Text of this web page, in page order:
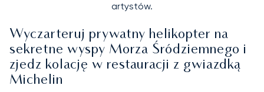
artystów.
Wyczarteruj prywatny helikopter na
sekretne wyspy Morza Śródziemnego i
zjedz kolację w restauracji z gwiazdką
Michelin